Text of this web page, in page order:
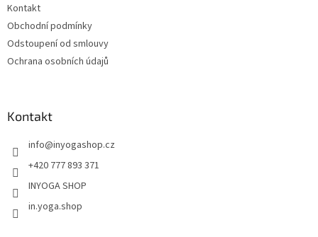
Kontakt
Obchodní podmínky
Odstoupení od smlouvy
Ochrana osobních údajů
Kontakt
info@inyogashop.cz
+420 777 893 371
INYOGA SHOP
in.yoga.shop